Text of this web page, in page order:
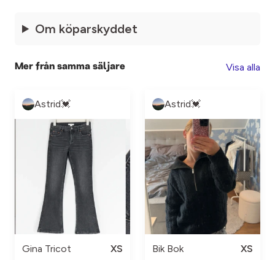
Om köparskyddet
Mer från samma säljare Visa alla
Astrid💓
Gina Tricot XS
Astrid💓
Bik Bok XS